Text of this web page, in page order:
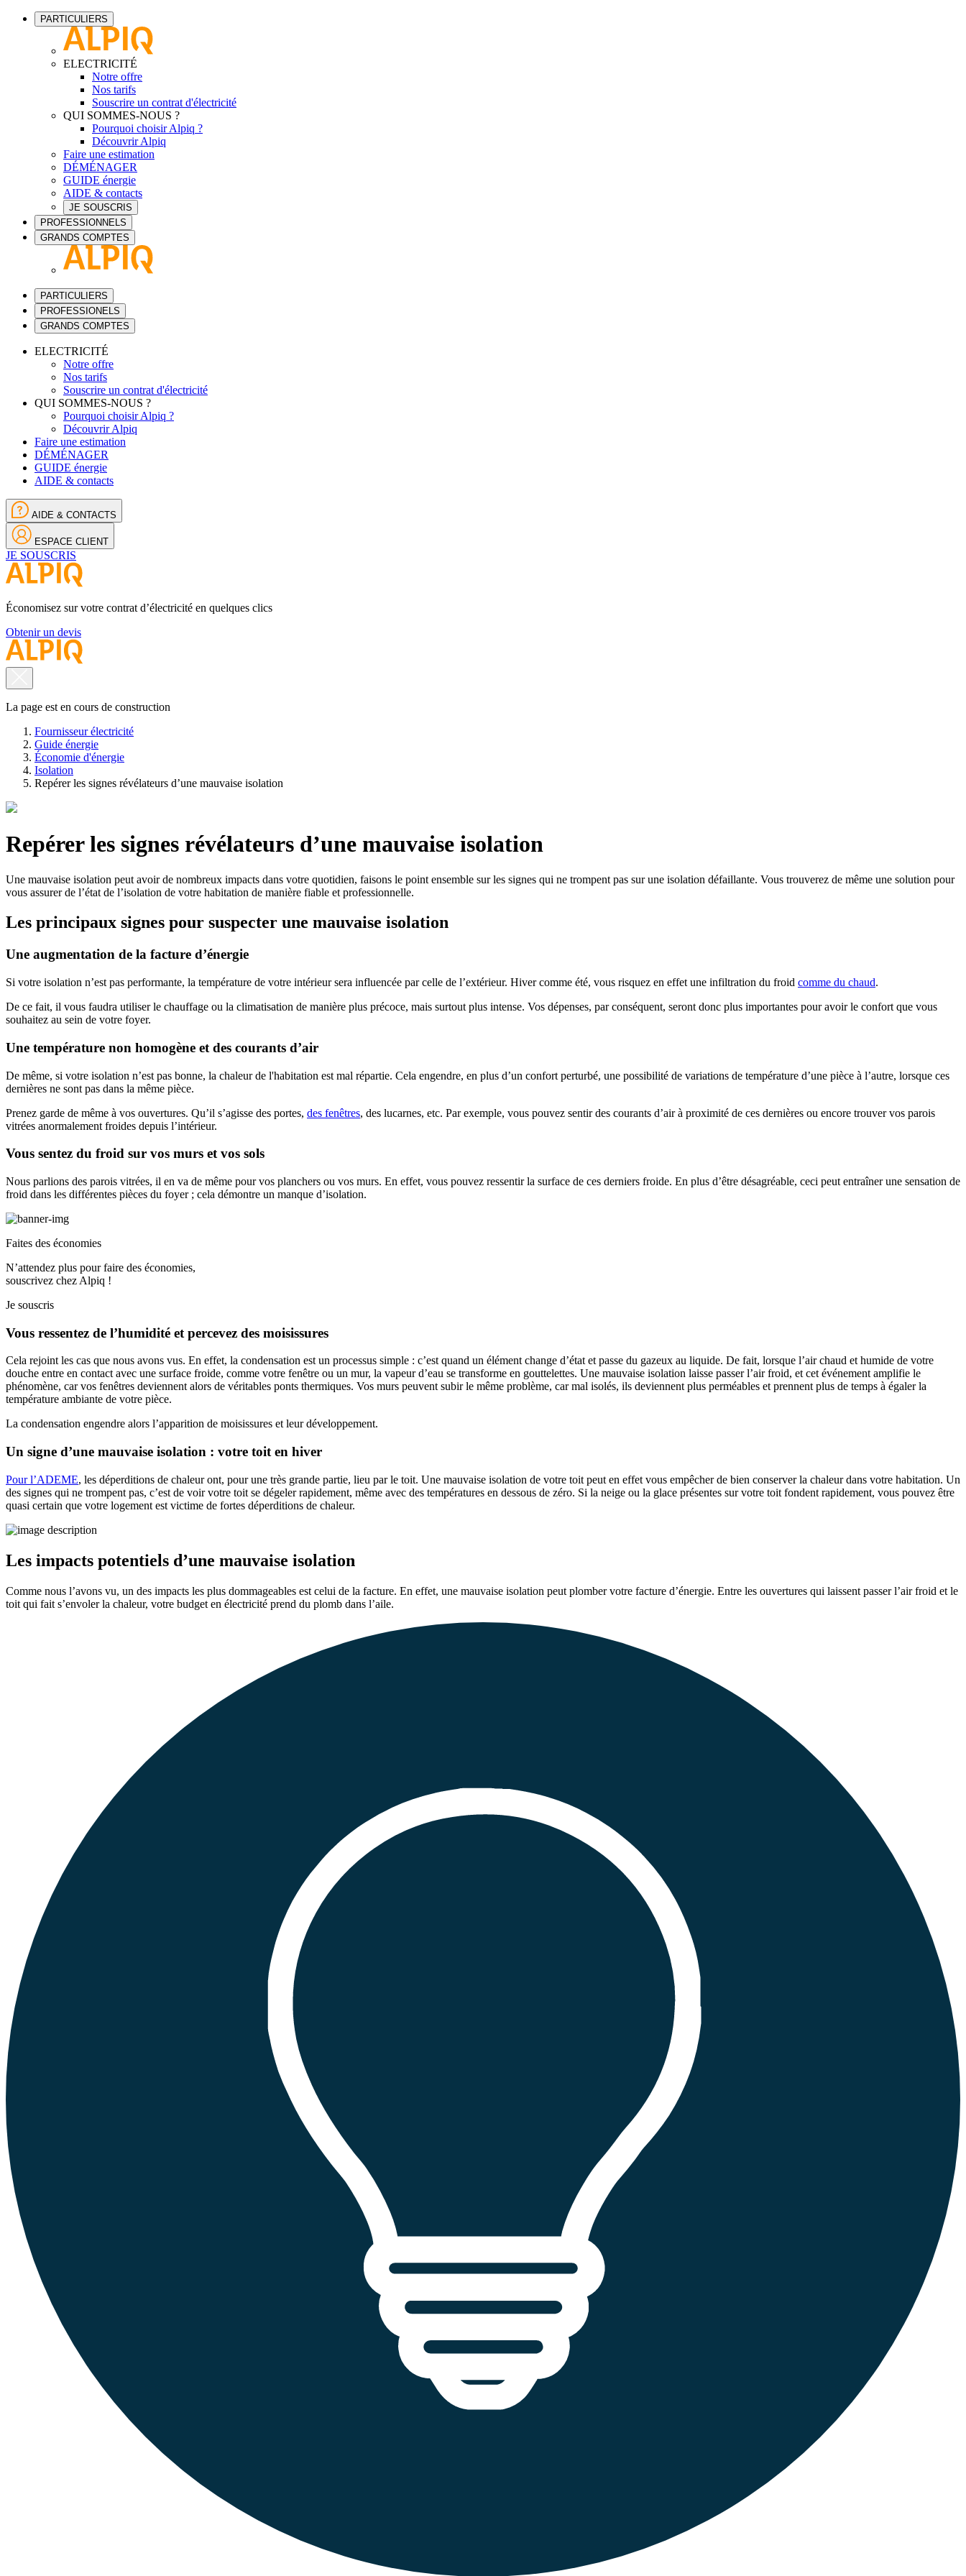
PARTICULIERS
ELECTRICITÉ
Notre offre
Nos tarifs
Souscrire un contrat d'électricité
QUI SOMMES-NOUS ?
Pourquoi choisir Alpiq ?
Découvrir Alpiq
Faire une estimation
DÉMÉNAGER
GUIDE énergie
AIDE & contacts
JE SOUSCRIS
PROFESSIONNELS
GRANDS COMPTES
PARTICULIERS
PROFESSIONELS
GRANDS COMPTES
ELECTRICITÉ
Notre offre
Nos tarifs
Souscrire un contrat d'électricité
QUI SOMMES-NOUS ?
Pourquoi choisir Alpiq ?
Découvrir Alpiq
Faire une estimation
DÉMÉNAGER
GUIDE énergie
AIDE & contacts
AIDE & CONTACTS
ESPACE CLIENT
JE SOUSCRIS
Économisez sur votre contrat d’électricité en quelques clics
Obtenir un devis
La page est en cours de construction
Fournisseur électricité
Guide énergie
Économie d'énergie
Isolation
Repérer les signes révélateurs d’une mauvaise isolation
Repérer les signes révélateurs d’une mauvaise isolation
Une mauvaise isolation peut avoir de nombreux impacts dans votre quotidien, faisons le point ensemble sur les signes qui ne trompent pas sur une isolation défaillante. Vous trouverez de même une solution pour
vous assurer de l’état de l’isolation de votre habitation de manière fiable et professionnelle.
Les principaux signes pour suspecter une mauvaise isolation
Une augmentation de la facture d’énergie
Si votre isolation n’est pas performante, la température de votre intérieur sera influencée par celle de l’extérieur. Hiver comme été, vous risquez en effet une infiltration du froid comme du chaud.
De ce fait, il vous faudra utiliser le chauffage ou la climatisation de manière plus précoce, mais surtout plus intense. Vos dépenses, par conséquent, seront donc plus importantes pour avoir le confort que vous
souhaitez au sein de votre foyer.
Une température non homogène et des courants d’air
De même, si votre isolation n’est pas bonne, la chaleur de l'habitation est mal répartie. Cela engendre, en plus d’un confort perturbé, une possibilité de variations de température d’une pièce à l’autre, lorsque ces
dernières ne sont pas dans la même pièce.
Prenez garde de même à vos ouvertures. Qu’il s’agisse des portes, des fenêtres, des lucarnes, etc. Par exemple, vous pouvez sentir des courants d’air à proximité de ces dernières ou encore trouver vos parois
vitrées anormalement froides depuis l’intérieur.
Vous sentez du froid sur vos murs et vos sols
Nous parlions des parois vitrées, il en va de même pour vos planchers ou vos murs. En effet, vous pouvez ressentir la surface de ces derniers froide. En plus d’être désagréable, ceci peut entraîner une sensation de
froid dans les différentes pièces du foyer ; cela démontre un manque d’isolation.
Faites des économies
N’attendez plus pour faire des économies,
souscrivez chez Alpiq !
Je souscris
Vous ressentez de l’humidité et percevez des moisissures
Cela rejoint les cas que nous avons vus. En effet, la condensation est un processus simple : c’est quand un élément change d’état et passe du gazeux au liquide. De fait, lorsque l’air chaud et humide de votre
douche entre en contact avec une surface froide, comme votre fenêtre ou un mur, la vapeur d’eau se transforme en gouttelettes. Une mauvaise isolation laisse passer l’air froid, et cet événement amplifie le
phénomène, car vos fenêtres deviennent alors de véritables ponts thermiques. Vos murs peuvent subir le même problème, car mal isolés, ils deviennent plus perméables et prennent plus de temps à égaler la
température ambiante de votre pièce.
La condensation engendre alors l’apparition de moisissures et leur développement.
Un signe d’une mauvaise isolation : votre toit en hiver
Pour l’ADEME, les déperditions de chaleur ont, pour une très grande partie, lieu par le toit. Une mauvaise isolation de votre toit peut en effet vous empêcher de bien conserver la chaleur dans votre habitation. Un
des signes qui ne trompent pas, c’est de voir votre toit se dégeler rapidement, même avec des températures en dessous de zéro. Si la neige ou la glace présentes sur votre toit fondent rapidement, vous pouvez être
quasi certain que votre logement est victime de fortes déperditions de chaleur.
Les impacts potentiels d’une mauvaise isolation
Comme nous l’avons vu, un des impacts les plus dommageables est celui de la facture. En effet, une mauvaise isolation peut plomber votre facture d’énergie. Entre les ouvertures qui laissent passer l’air froid et le
toit qui fait s’envoler la chaleur, votre budget en électricité prend du plomb dans l’aile.